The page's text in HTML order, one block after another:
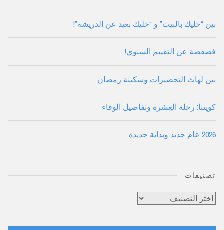
بين “خليك بالبيت” و “خليك بعيد عن الدريشة”!
فضفضة عن التقييم السنوي!
بين لهاث التحضيرات وسكينة رمضان
كويتنا: رحلة العِشرة وتفاصيل الوفاء
2026 عام جديد وبداية جديدة
تصنيفات
تصنيفات